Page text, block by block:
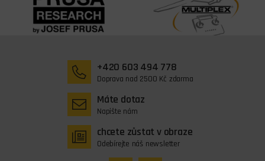
+420 603 494 778
Doprava nad 2500 Kč zdarma
Máte dotaz
Napište nám
chcete zůstat v obraze
Odebírejte náš newsletter